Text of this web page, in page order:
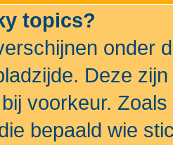
topics?
onder
Deze
voorkeur.
bepaald wie